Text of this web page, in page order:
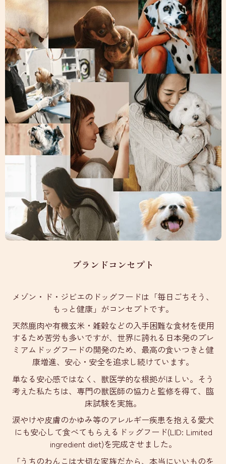
ブランドコンセプト
メゾン・ド・ジビエのドッグフードは「毎日ごちそう、
もっと健康」がコンセプトです。
天然鹿肉や有機玄米・雑穀などの入手困難な食材を使用
するため苦労も多いですが、世界に誇れる日本発のプレ
ミアムドッグフードの開発のため、最高の食いつきと健
康増進、安心・安全を追求し続けています。
単なる安心感ではなく、獣医学的な根拠がほしい。そう
考えた私たちは、専門の獣医師の協力と監修を得て、臨
床試験を実施。
涙やけや皮膚のかゆみ等のアレルギー疾患を抱える愛犬
にも安心して食べてもらえるドッグフード(LID: Limited
ingredient diet)を完成させました。
「うちのわんこは大切な家族だから、本当にいいものを